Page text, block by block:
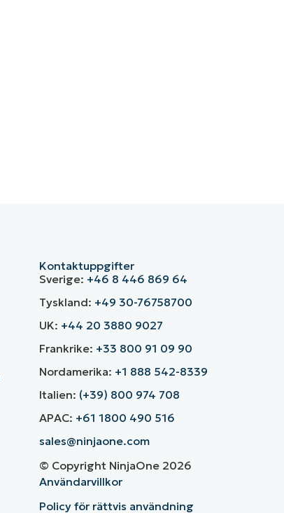
Kontaktuppgifter
Sverige: +46 8 446 869 64
Tyskland: +49 30-76758700
UK: +44 20 3880 9027
Frankrike: +33 800 91 09 90
Nordamerika: +1 888 542-8339
Italien: (+39) 800 974 708
APAC: +61 1800 490 516
sales@ninjaone.com
© Copyright NinjaOne 2026
Användarvillkor
Policy för rättvis användning